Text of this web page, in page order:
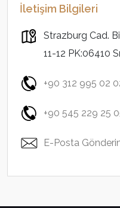
İletişim Bilgileri
Strazburg Cad.
11-12 PK:06410
+90 312 995 02
+90 545 229 25
E-Posta